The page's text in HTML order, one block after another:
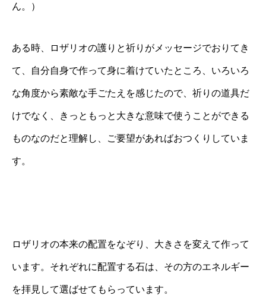
ん。）
ある時、ロザリオの護りと祈りがメッセージでおりてき
て、自分自身で作って身に着けていたところ、いろいろ
な角度から素敵な手ごたえを感じたので、祈りの道具だ
けでなく、きっともっと大きな意味で使うことができる
ものなのだと理解し、ご要望があればおつくりしていま
す。
ロザリオの本来の配置をなぞり、大きさを変えて作って
います。それぞれに配置する石は、その方のエネルギー
を拝見して選ばせてもらっています。